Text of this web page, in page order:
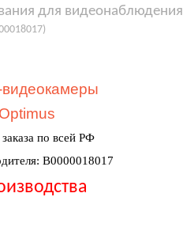
для видеонаблюдения
видеокамеры
Optimus
по всей РФ
В0000018017